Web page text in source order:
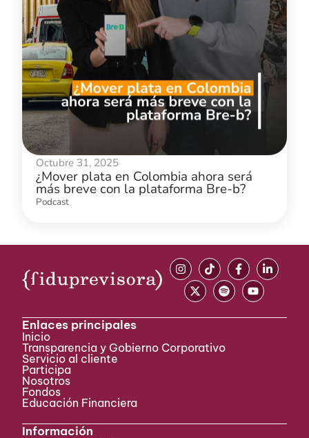
Octubre 31, 2025
¿Mover plata en Colombia ahora será
más breve con la plataforma Bre-b?
Podcast
Enlaces principales
Inicio
Transparencia y Gobierno Corporativo
Servicio al cliente
Participa ​
Nosotros
Fondos
Educación Financiera
Información